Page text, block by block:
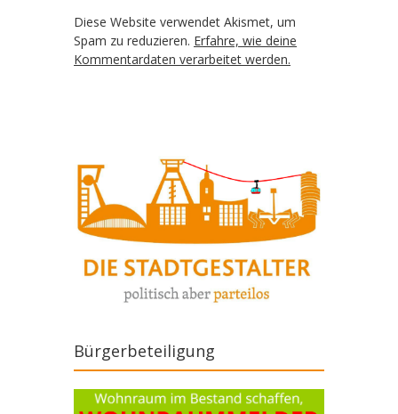
Diese Website verwendet Akismet, um
Spam zu reduzieren. Erfahre, wie deine
Kommentardaten verarbeitet werden.
Bürgerbeteiligung